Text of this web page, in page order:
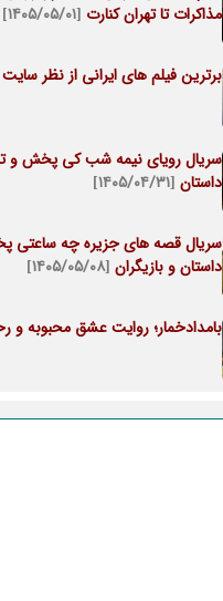
مذاکرات تا تهران کنارت [۱۴۰۵/۰۵/۰۱]
برترین فیلم های ایرانی از نظر سایت imdb
سریال رویای نیمه شب کی پخش و
داستان [۱۴۰۵/۰۴/۳۱]
سریال قصه های جزیره چه ساعتی
داستان و بازیگران [۱۴۰۵/۰۵/۰۸]
بامدادخمار؛ روایت عشق محبوبه و